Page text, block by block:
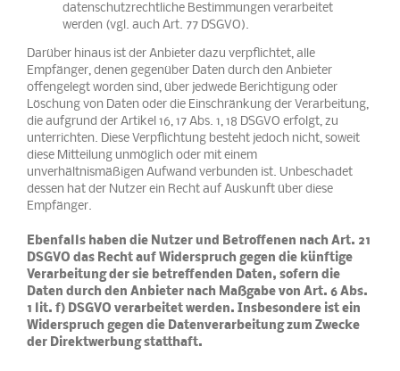
datenschutzrechtliche Bestimmungen verarbeitet
werden (vgl. auch Art. 77 DSGVO).
Darüber hinaus ist der Anbieter dazu verpflichtet, alle
Empfänger, denen gegenüber Daten durch den Anbieter
offengelegt worden sind, über jedwede Berichtigung oder
Löschung von Daten oder die Einschränkung der Verarbeitung,
die aufgrund der Artikel 16, 17 Abs. 1, 18 DSGVO erfolgt, zu
unterrichten. Diese Verpflichtung besteht jedoch nicht, soweit
diese Mitteilung unmöglich oder mit einem
unverhältnismäßigen Aufwand verbunden ist. Unbeschadet
dessen hat der Nutzer ein Recht auf Auskunft über diese
Empfänger.
Ebenfalls haben die Nutzer und Betroffenen nach Art. 21
DSGVO das Recht auf Widerspruch gegen die künftige
Verarbeitung der sie betreffenden Daten, sofern die
Daten durch den Anbieter nach Maßgabe von Art. 6 Abs.
1 lit. f) DSGVO verarbeitet werden. Insbesondere ist ein
Widerspruch gegen die Datenverarbeitung zum Zwecke
der Direktwerbung statthaft.